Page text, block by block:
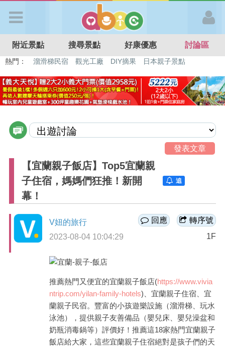
APP登入
首 頁
最新消息
商家合作
推薦景點
討論區
聯絡我們
附近景點 搜尋景點 好康優惠 討論區
熱門： 溜滑梯民宿 觀光工廠 DIY摘果
日本親子景點
發表文章
【宜蘭親子飯店】Top5宜蘭親
子住宿，媽媽們狂推！新開
幕！
追
V妞的旅行
2023-08-04 10:04:29
1F
回應 轉序號
推薦熱門又便宜的宜蘭親子飯店(https://www.vivia
ntrip.com/yilan-family-hotels)、宜蘭親子住宿、宜
蘭親子民宿。豐富的小孩遊樂設施（溜滑梯、玩水
泳池），提供親子友善備品（嬰兒床、嬰兒澡盆和
奶瓶消毒鍋等）評價好！推薦這18家熱門宜蘭親子
飯店給大家，這些宜蘭親子住宿絕對是孩子們的天